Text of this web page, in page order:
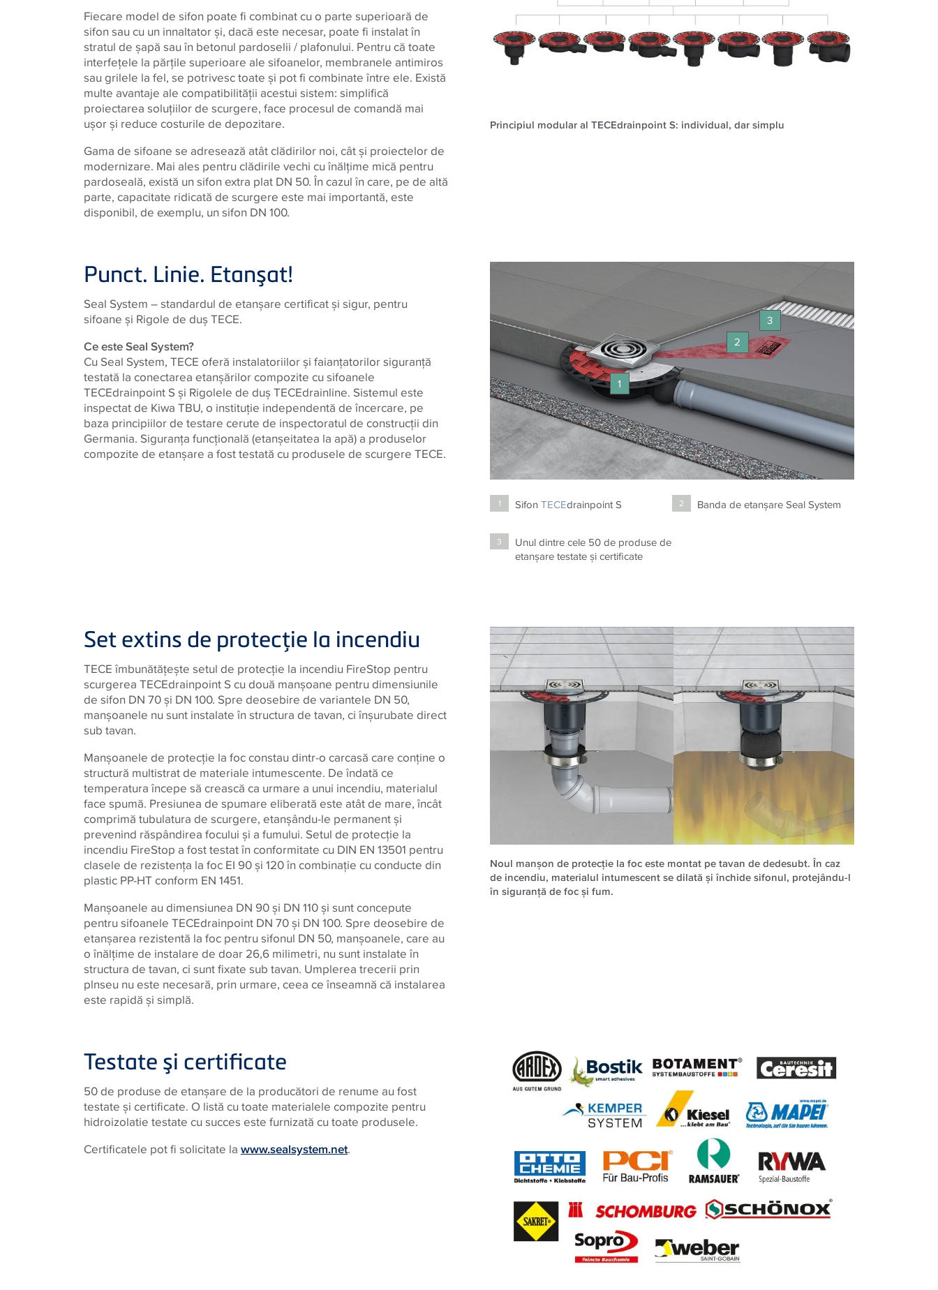
Fiecare model de sifon poate fi combinat cu o parte superioară de
sifon sau cu un innaltator şi, dacă este necesar, poate fi instalat în
stratul de şapă sau în betonul pardoselii / plafonului. Pentru că toate
interfeţele la părţile superioare ale sifoanelor, membranele antimiros
sau grilele la fel, se potrivesc toate şi pot fi combinate între ele. Există
multe avantaje ale compatibilităţii acestui sistem: simplifică
proiectarea soluţiilor de scurgere, face procesul de comandă mai
uşor şi reduce costurile de depozitare.
Gama de sifoane se adresează atât clădirilor noi, cât şi proiectelor de
modernizare. Mai ales pentru clădirile vechi cu înălţime mică pentru
pardoseală, există un sifon extra plat DN 50. În cazul în care, pe de altă
parte, capacitate ridicată de scurgere este mai importantă, este
disponibil, de exemplu, un sifon DN 100.
Principiul modular al TECEdrainpoint S: individual, dar simplu
Punct. Linie. Etanşat!
Seal System – standardul de etanşare certificat şi sigur, pentru
sifoane şi Rigole de duş TECE.
Ce este Seal System?
Cu Seal System, TECE oferă instalatoriilor şi faianţatorilor siguranţă
testată la conectarea etanşărilor compozite cu sifoanele
TECEdrainpoint S şi Rigolele de duş TECEdrainline. Sistemul este
inspectat de Kiwa TBU, o instituţie independentă de încercare, pe
baza principiilor de testare cerute de inspectoratul de construcţii din
Germania. Siguranţa funcţională (etanşeitatea la apă) a produselor
compozite de etanşare a fost testată cu produsele de scurgere TECE.
1
2
3
1 SifonTECEdrainpoint S 2 Banda de etanşare Seal System
3
Unul dintre cele 50 de produse de
etanşare testate şi certificate
Set extins de protecţie la incendiu
TECE îmbunătăţeşte setul de protecţie la incendiu FireStop pentru
scurgerea TECEdrainpoint S cu două manşoane pentru dimensiunile
de sifon DN 70 şi DN 100. Spre deosebire de variantele DN 50,
manşoanele nu sunt instalate în structura de tavan, ci înşurubate direct
sub tavan.
Manşoanele de protecţie la foc constau dintr-o carcasă care conţine o
structură multistrat de materiale intumescente. De îndată ce
temperatura începe să crească ca urmare a unui incendiu, materialul
face spumă. Presiunea de spumare eliberată este atât de mare, încât
comprimă tubulatura de scurgere, etanşându-le permanent şi
prevenind răspândirea focului şi a fumului. Setul de protecţie la
incendiu FireStop a fost testat în conformitate cu DIN EN 13501 pentru
clasele de rezistenţa la foc EI 90 şi 120 în combinaţie cu conducte din
plastic PP-HT conform EN 1451.
Manşoanele au dimensiunea DN 90 şi DN 110 şi sunt concepute
pentru sifoanele TECEdrainpoint DN 70 şi DN 100. Spre deosebire de
etanşarea rezistentă la foc pentru sifonul DN 50, manşoanele, care au
o înălţime de instalare de doar 26,6 milimetri, nu sunt instalate în
structura de tavan, ci sunt fixate sub tavan. Umplerea trecerii prin
plnseu nu este necesară, prin urmare, ceea ce înseamnă că instalarea
este rapidă şi simplă.
Noul manşon de protecţie la foc este montat pe tavan de dedesubt. În caz
de incendiu, materialul intumescent se dilată şi închide sifonul, protejându-l
în siguranţă de foc şi fum.
Testate şi certificate
50 de produse de etanşare de la producători de renume au fost
testate şi certificate. O listă cu toate materialele compozite pentru
hidroizolatie testate cu succes este furnizată cu toate produsele.
Certificatele pot fi solicitate la www.sealsystem.net.